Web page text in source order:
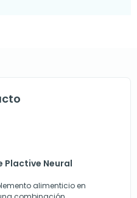
Plactive Neural
alimenticio en